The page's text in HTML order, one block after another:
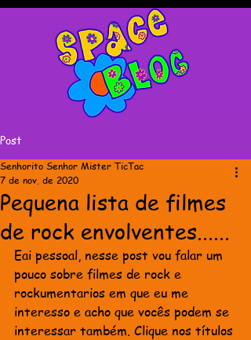
Post
Pequena lista de filmes
de rock envolventes......
Senhorito Senhor Mister TicTac
7 de nov. de 2020
Eai pessoal, nesse post vou falar um
pouco sobre filmes de rock e
rockumentarios em que eu me
interesso e acho que vocês podem se
interessar também. Clique nos títulos